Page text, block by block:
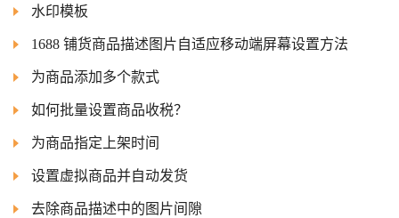
水印模板
1688 铺货商品描述图片自适应移动端屏幕设置方法
为商品添加多个款式
如何批量设置商品收税？
为商品指定上架时间
设置虚拟商品并自动发货
去除商品描述中的图片间隙